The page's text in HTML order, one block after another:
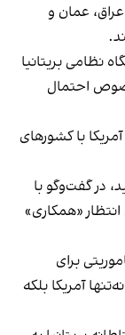
عمان و
نظامی بریتانیا
احتمال
با کشورهای
در گفت‌وگو با
انتظار «همکاری»
برای
آمریکا بلکه